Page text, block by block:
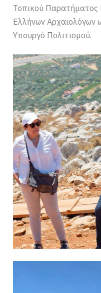
Τοπικού Παρατήματος
Ελλήνων Αρχαιολόγων
Υπουργό Πολιτισμού.